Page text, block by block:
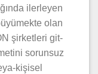
ilerleyen
olan
şirketleri git-
sorunsuz
kişisel